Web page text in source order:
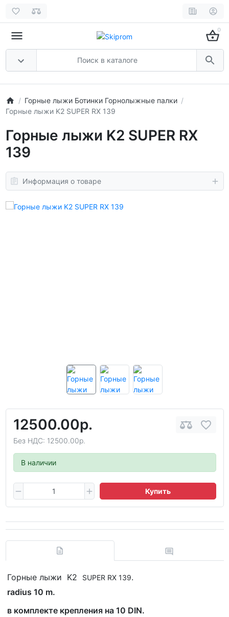
0
Горные лыжи Ботинки Горнолыжные палки
Горные лыжи K2 SUPER RX 139
Горные лыжи K2 SUPER RX
139
Информация о товаре
12500.00р.
Без НДС: 12500.00р.
В наличии
Купить
Горные лыжи K2 SUPER RX 139.
radius 10 m.
в комплекте крепления на 10 DIN.